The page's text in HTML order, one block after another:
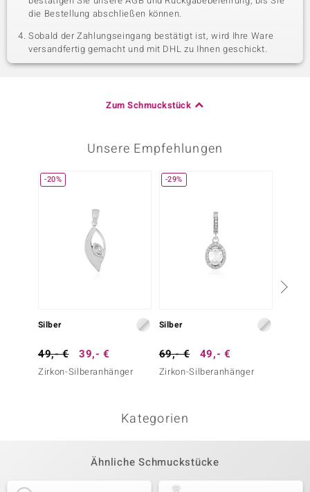
die Bestellung abschließen können.
Sobald der Zahlungseingang bestätigt ist, wird Ihre Ware
versandfertig gemacht und mit DHL zu Ihnen geschickt.
Zum Schmuckstück
Unsere Empfehlungen
-20%
Silber
49,- € 39,- €
Zirkon-Silberanhänger
-29%
Silber
69,- € 49,- €
Zirkon-Silberanhänger
Kategorien
Ähnliche Schmuckstücke